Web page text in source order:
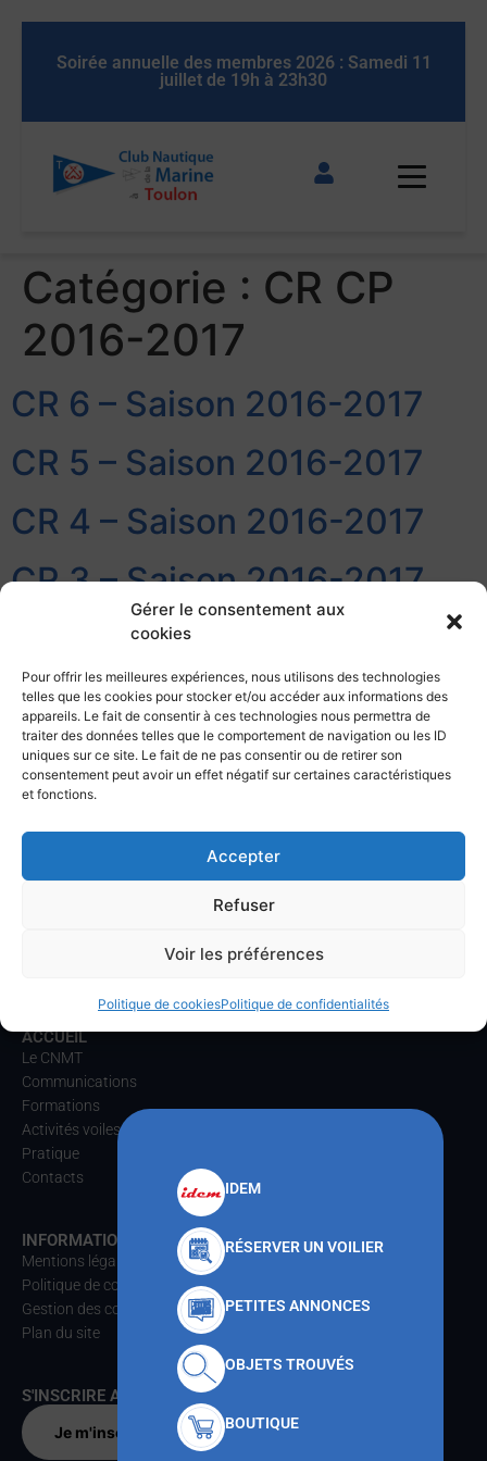
Gérer le consentement aux
cookies
Pour offrir les meilleures expériences, nous utilisons des technologies
telles que les cookies pour stocker et/ou accéder aux informations des
appareils. Le fait de consentir à ces technologies nous permettra de
traiter des données telles que le comportement de navigation ou les ID
uniques sur ce site. Le fait de ne pas consentir ou de retirer son
consentement peut avoir un effet négatif sur certaines caractéristiques
et fonctions.
Accepter
Refuser
Voir les préférences
Politique de cookiesPolitique de confidentialités
Soirée annuelle des membres 2026 : Samedi 11
juillet de 19h à 23h30
Catégorie : CR CP
2016-2017
CR 6 – Saison 2016-2017
CR 5 – Saison 2016-2017
CR 4 – Saison 2016-2017
CR 3 – Saison 2016-2017
CR 2 – Saison 2016-2017
CR 1 – Saison 2016-2017
IDEM
RÉSERVER UN VOILIER
PETITES ANNONCES
OBJETS TROUVÉS
BOUTIQUE
Club Nautique de la Marine à Toulon,
Infrastructures sportives nautiques,
Lundi au vendredi : 7h30/12h00 – 13h30/17h00
ACCUEIL
Le CNMT
Communications
Formations
Activités voiles
Pratique
Contacts
INFORMATIONS
Mentions légales
Politique de confidentialités
Gestion des cookies
Plan du site
S'INSCRIRE AU CNMT
Je m'inscris par